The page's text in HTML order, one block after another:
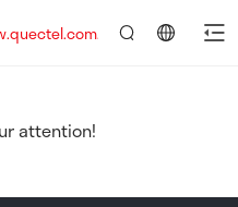
attention!